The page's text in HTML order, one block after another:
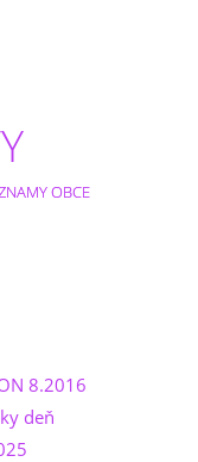
OBCE
8.2016
deň